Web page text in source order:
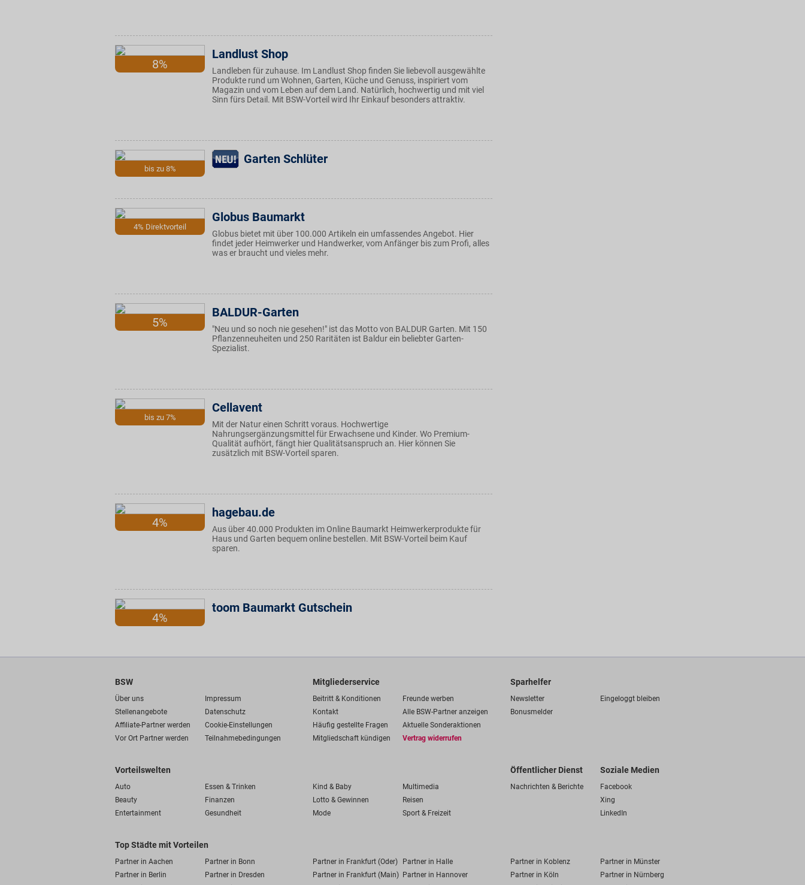
8%
Landlust Shop
Landleben für zuhause. Im Landlust Shop finden Sie liebevoll ausgewählte
Produkte rund um Wohnen, Garten, Küche und Genuss, inspiriert vom
Magazin und vom Leben auf dem Land. Natürlich, hochwertig und mit viel
Sinn fürs Detail. Mit BSW-Vorteil wird Ihr Einkauf besonders attraktiv.
bis zu 8%
Garten Schlüter
4% Direktvorteil
Globus Baumarkt
Globus bietet mit über 100.000 Artikeln ein umfassendes Angebot. Hier
findet jeder Heimwerker und Handwerker, vom Anfänger bis zum Profi, alles
was er braucht und vieles mehr.
5%
BALDUR-Garten
"Neu und so noch nie gesehen!" ist das Motto von BALDUR Garten. Mit 150
Pflanzenneuheiten und 250 Raritäten ist Baldur ein beliebter Garten-
Spezialist.
bis zu 7%
Cellavent
Mit der Natur einen Schritt voraus. Hochwertige
Nahrungsergänzungsmittel für Erwachsene und Kinder. Wo Premium-
Qualität aufhört, fängt hier Qualitätsanspruch an. Hier können Sie
zusätzlich mit BSW-Vorteil sparen.
4%
hagebau.de
Aus über 40.000 Produkten im Online Baumarkt Heimwerkerprodukte für
Haus und Garten bequem online bestellen. Mit BSW-Vorteil beim Kauf
sparen.
4%
toom Baumarkt Gutschein
BSW
Über uns
Impressum
Stellenangebote
Datenschutz
Affiliate-Partner werden
Cookie-Einstellungen
Vor Ort Partner werden
Teilnahmebedingungen
Mitgliederservice
Beitritt & Konditionen
Freunde werben
Kontakt
Alle BSW-Partner anzeigen
Häufig gestellte Fragen
Aktuelle Sonderaktionen
Mitgliedschaft kündigen
Vertrag widerrufen
Sparhelfer
Newsletter
Eingeloggt bleiben
Bonusmelder
Vorteilswelten
Auto Essen & Trinken Kind & Baby
Multimedia
Beauty
Finanzen Lotto & Gewinnen
Reisen
Entertainment
Gesundheit Mode Sport & Freizeit
Öffentlicher Dienst
Nachrichten & Berichte
Soziale Medien
Facebook
Xing
LinkedIn
Top Städte mit Vorteilen
Partner in Aachen Partner in Bonn Partner in Frankfurt (Oder) Partner in Halle Partner in Koblenz
Partner in Münster
Partner in Berlin
Partner in Dresden Partner in Frankfurt (Main) Partner in Hannover Partner in Köln
Partner in Nürnberg